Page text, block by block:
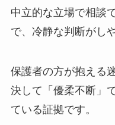
中立的な立場で相談
で、冷静な判断がし
保護者の方が抱える
決して「優柔不断」
ている証拠です。